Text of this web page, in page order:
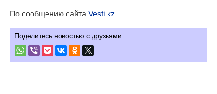
По сообщению сайта Vesti.kz
Поделитесь новостью с друзьями